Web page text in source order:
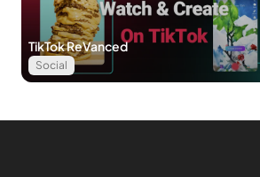
มากเกินไป คุณสามารถลบออกเพื่อประหยัดห
Nox Cleaner รองรับการจัดการรูปภาพ มันจ
อุปกรณ์ แล้วแบ่งเป็นอัลบั้มที่เกี่ยวข้อง จากที่นั่
TikTok ReVanced
Social